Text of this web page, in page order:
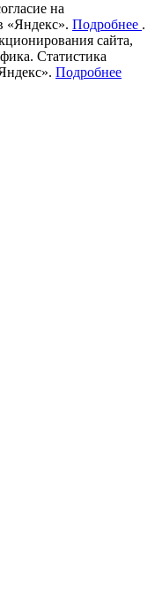
на
«Яндекс». Подробнее .
сайта,
Статистика
Подробнее